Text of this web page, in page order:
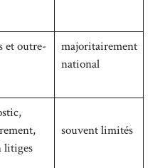
et outre-
majoritairement
national
litiges
souvent limités